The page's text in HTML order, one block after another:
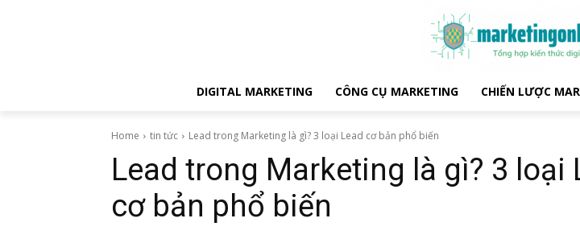
DIGITAL MARKETING CÔNG CỤ MARKETING CHIẾN LƯỢC
Home tin tức Lead trong Marketing là gì? 3 loại Lead cơ bản phổ biến
Lead trong Marketing là gì? 3 loại
cơ bản phổ biến